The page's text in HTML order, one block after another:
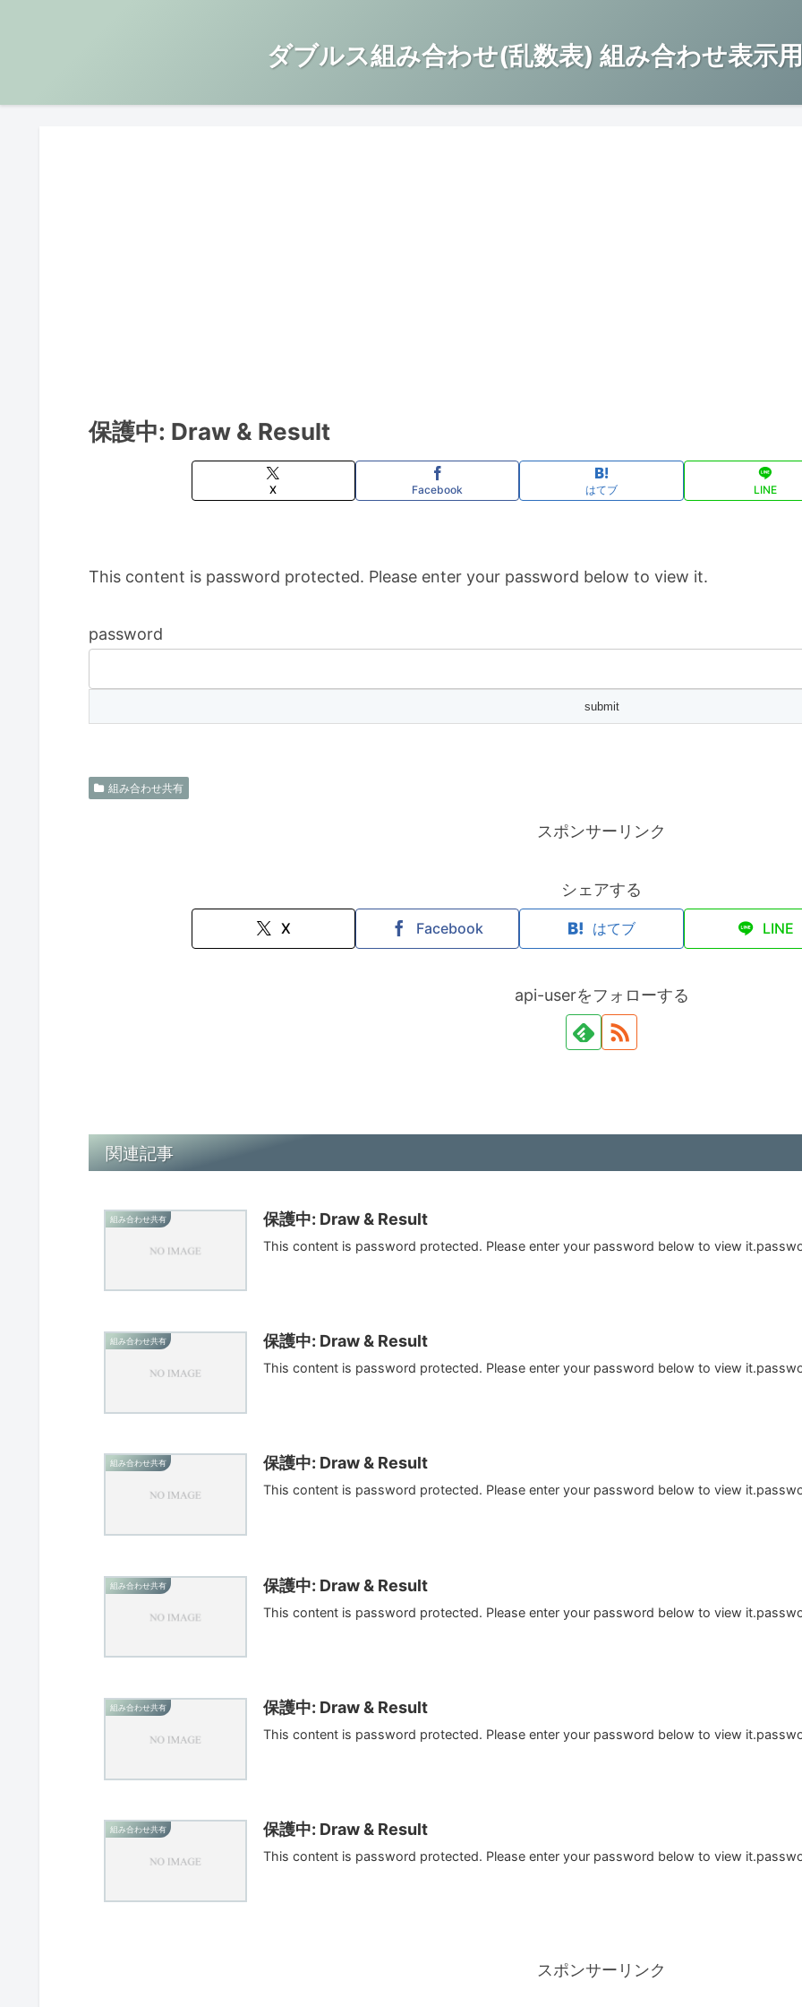
ダブルス組み合わせ(乱数表) 組み合わせ表示
保護中: Draw & Result
X Facebook はてブ LINE
This content is password protected. Please enter your password below to view it.
password
組み合わせ共有
スポンサーリンク
シェアする
X Facebook はてブ LINE
api-userをフォローする
関連記事
組み合わせ共有 保護中: Draw & Result
This content is password protected. Please enter your password below to view
組み合わせ共有 保護中: Draw & Result
This content is password protected. Please enter your password below to view
組み合わせ共有 保護中: Draw & Result
This content is password protected. Please enter your password below to view
組み合わせ共有 保護中: Draw & Result
This content is password protected. Please enter your password below to view
組み合わせ共有 保護中: Draw & Result
This content is password protected. Please enter your password below to view
組み合わせ共有 保護中: Draw & Result
This content is password protected. Please enter your password below to view
スポンサーリンク